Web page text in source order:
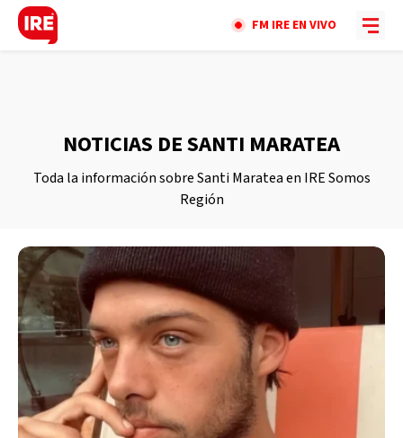
FM IRE EN VIVO
NOTICIAS DE SANTI MARATEA
Toda la información sobre Santi Maratea en IRE Somos
Región